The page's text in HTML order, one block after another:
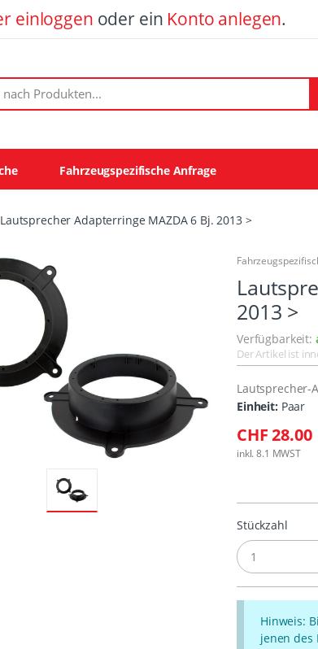
einloggen oder ein Konto anlegen.
Fahrzeugspezifische Anfrage
Lautsprecher Adapterringe MAZDA 6 Bj. 2013 >
2013 >
Verfügbarkeit:
Der Artikel ist
Lautsprecher-
Einheit: Paar
CHF 28.00
inkl. 8.1 MWST
Stückzahl
Hinweis:
jenen des